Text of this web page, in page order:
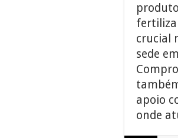
crucial
sede
apoio
onde